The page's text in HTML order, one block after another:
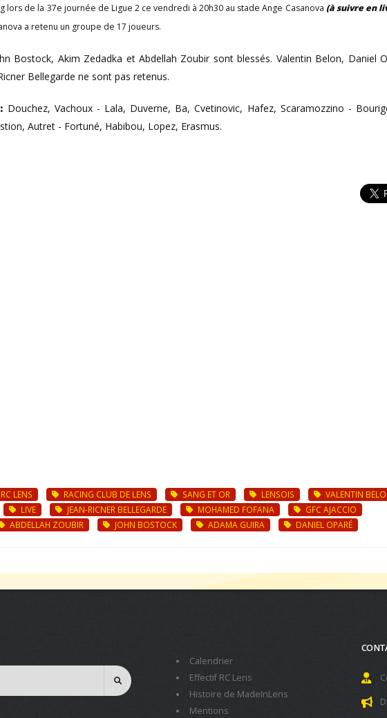
lors de la 37e journée de Ligue 2 ce vendredi à 20h30 au stade Ange Casanova (à suivre en
a retenu un groupe de 17 joueurs.
Bostock, Akim Zedadka et Abdellah Zoubir sont blessés. Valentin Belon, Daniel
Bellegarde ne sont pas retenus.
Douchez, Vachoux - Lala, Duverne, Ba, Cvetinovic, Hafez, Scaramozzino -
Autret - Fortuné, Habibou, Lopez, Erasmus.
RC LENS RACING CLUB DE LENS SANG ET OR LENSOIS
VALENTIN
LIVE JEAN-RICNER BELLEGARDE MOHAMED FOFANA
GFC AJACCIO
ABDELLAH ZOUBIR JOHN BOSTOCK ADAMA GUIRA DANIEL OPARÉ
Calendrier
Effectif RC Lens
Histoire de MadeInLens
Mentions